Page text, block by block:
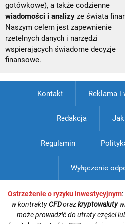
gotówkowe), a także codzienne
wiadomości i analizy ze świata
Naszym celem jest zapewnienie
rzetelnych danych i narzędzi
wspierających świadome decyzje
finansowe.
Kontakt Reklama i
Redakcja
Regulamin
Wyłączenie
Ostrzeżenie o ryzyku inwestycyjnym:
w kontraktyCFDorazkryptowaluty
może prowadzić do utraty części